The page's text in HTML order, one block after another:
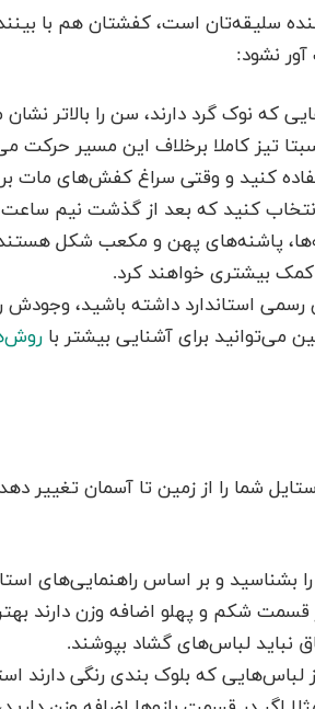
سلیقه‌تان است، کفشتان هم با
نشود:
که نوک گرد دارند، سن را بالاتر
تیز کاملا برخلاف این مسیر حرکت
کنید و وقتی سراغ کفش‌های مات
کنید که بعد از گذشت نیم
پاشنه‌های پهن و مکعب شکل
بیشتری خواهند کرد.
استاندارد داشته باشید، وجودش
می‌توانید برای آشنایی بیشتر با
شما را از زمین تا آسمان تغییر
را بشناسید و بر اساس
قسمت شکم و پهلو اضافه وزن دارند
نباید لباس‌های گشاد بپوشند.
که بلوک بندی رنگی دارند